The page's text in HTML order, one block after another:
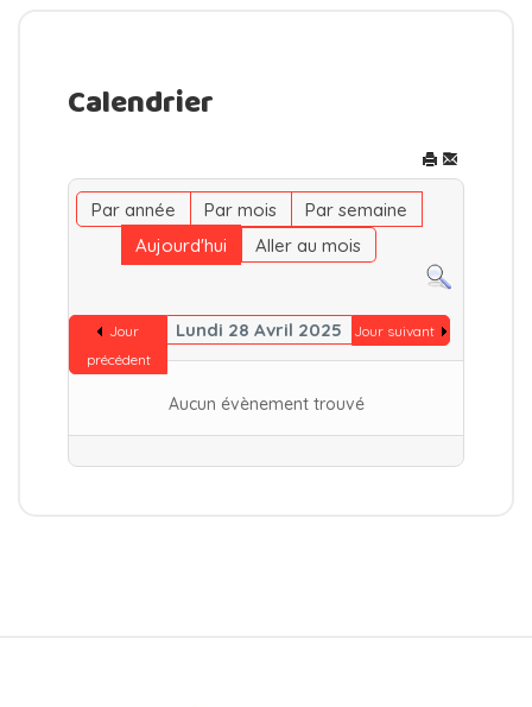
Calendrier
Par année Par mois
Par semaine
Aujourd'hui
Aller au mois
Jour
précédent
Lundi 28 Avril 2025 Jour suivant
Aucun évènement trouvé